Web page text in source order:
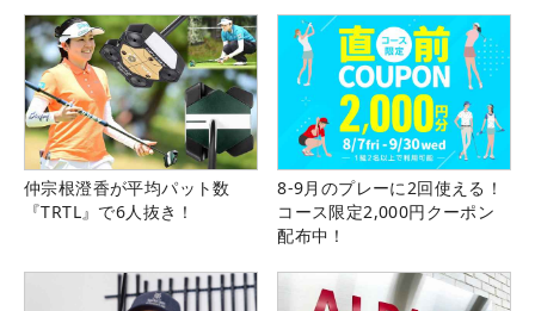
仲宗根澄香が平均パット数
『TRTL』で6人抜き！
8-9月のプレーに2回使える！
コース限定2,000円クーポン
配布中！